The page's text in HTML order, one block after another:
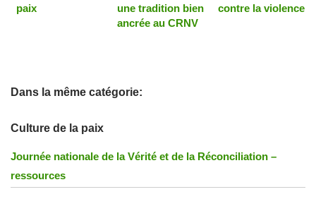
paix
une tradition bien
ancrée au CRNV
contre la violence
Dans la même catégorie:
Culture de la paix
Journée nationale de la Vérité et de la Réconciliation –
ressources